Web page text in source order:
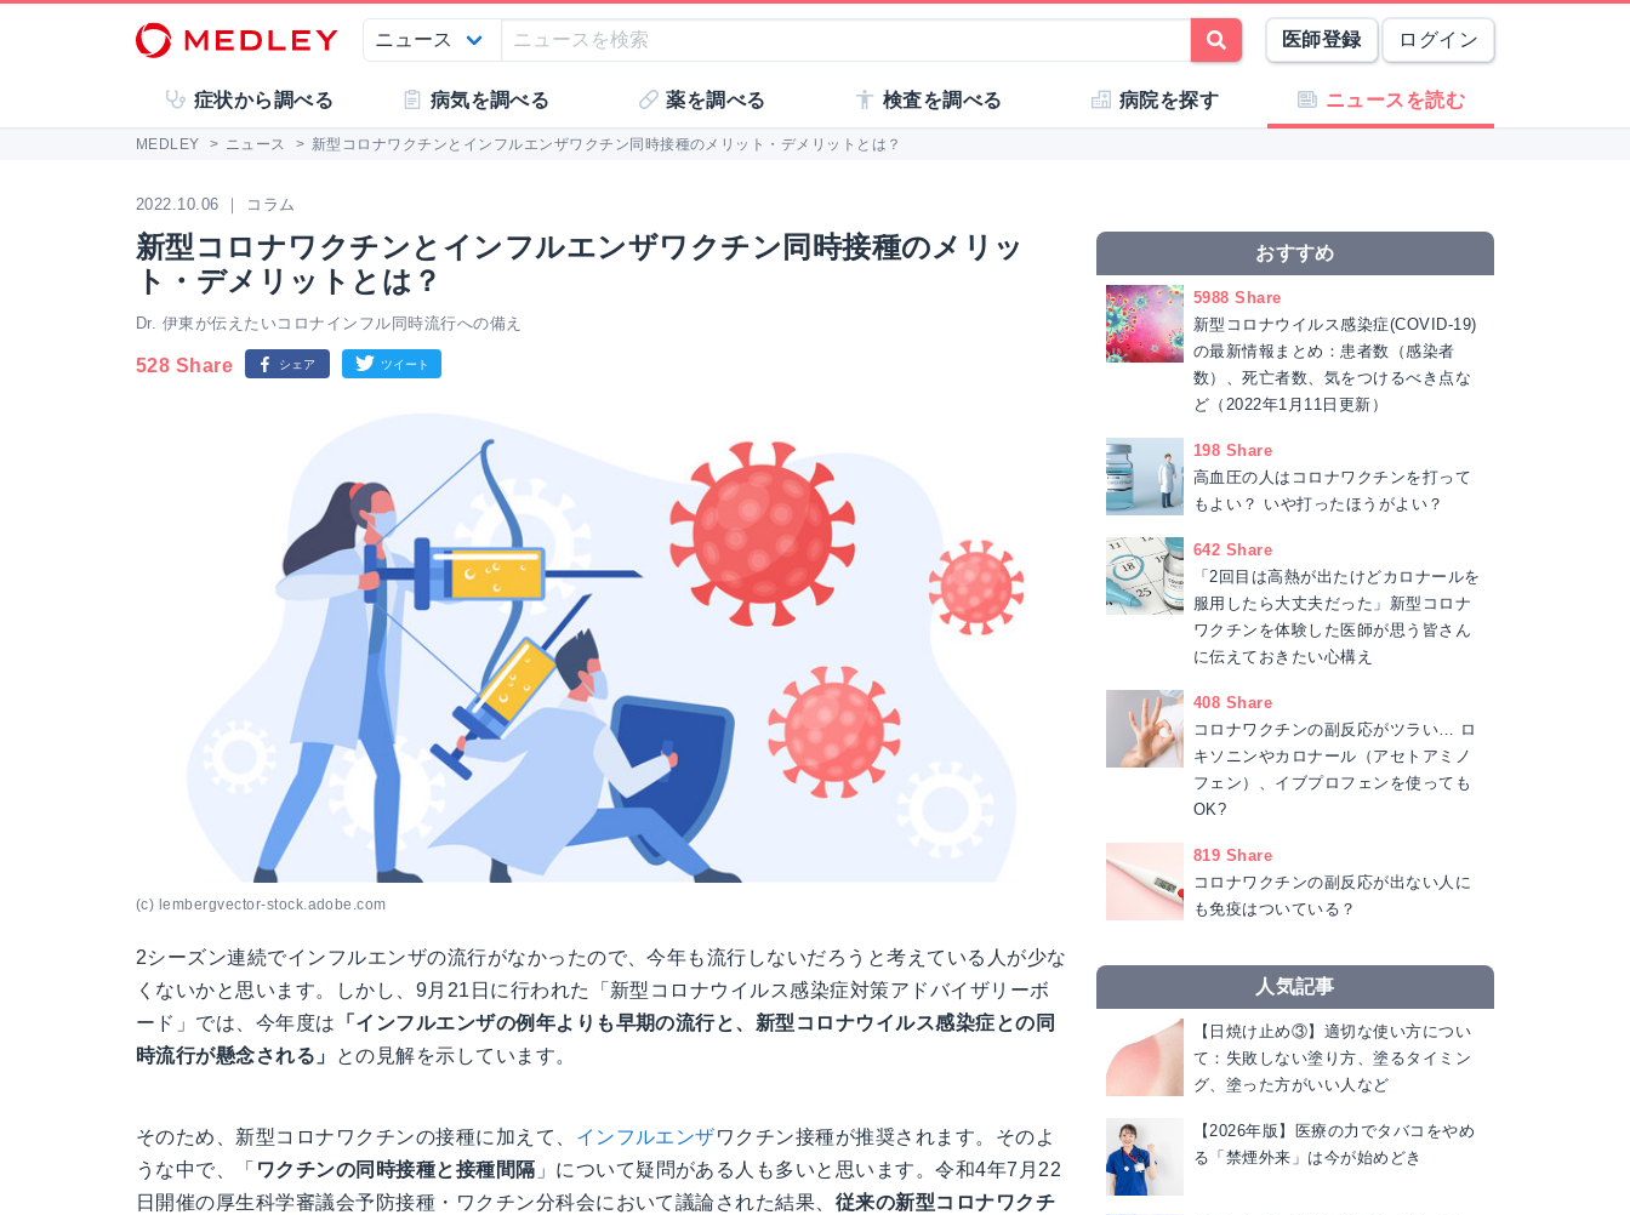
医師登録 ログイン
症状から調べる 病気を調べる 薬を調べる 検査を調べる 病院を探す ニュースを読む
MEDLEY > ニュース > 新型コロナワクチンとインフルエンザワクチン同時接種のメリット・デメリットとは？
2022.10.06 ｜ コラム
新型コロナワクチンとインフルエンザワクチン同時接種のメリッ
ト・デメリットとは？
Dr. 伊東が伝えたいコロナインフル同時流行への備え
528 Share
(c) lembergvector-stock.adobe.com
2シーズン連続でインフルエンザの流行がなかったので、今年も流行しないだろうと考えている人が少な
くないかと思います。しかし、9月21日に行われた「新型コロナウイルス感染症対策アドバイザリーボ
ード」では、今年度は
「インフルエンザの例年よりも早期の流行と、新型コロナウイルス感染症との同
時流行が懸念される」
との見解を示しています。
そのため、新型コロナワクチンの接種に加えて、 インフルエンザワクチン接種が推奨されます。そのよ
うな中で、「 ワクチンの同時接種と接種間隔 」について疑問がある人も多いと思います。令和4年7月22
日開催の厚生科学審議会予防接種・ワクチン分科会において議論された結果、 従来の新型コロナワクチ
おすすめ
5988 Share
新型コロナウイルス感染症(COVID-19)
の最新情報まとめ：患者数（感染者
数）、死亡者数、気をつけるべき点な
ど（2022年1月11日更新）
198 Share
高血圧の人はコロナワクチンを打って
もよい？ いや打ったほうがよい？
642 Share
「2回目は高熱が出たけどカロナールを
服用したら大丈夫だった」新型コロナ
ワクチンを体験した医師が思う皆さん
に伝えておきたい心構え
408 Share
コロナワクチンの副反応がツラい… ロ
キソニンやカロナール（アセトアミノ
フェン）、イブプロフェンを使っても
OK?
819 Share
​​コロナワクチンの副反応が出ない人に
も免疫はついている？
人気記事
【日焼け止め③】適切な使い方につい
て：失敗しない塗り方、塗るタイミン
グ、塗った方がいい人など
【2026年版】医療の力でタバコをやめ
る「禁煙外来」は今が始めどき